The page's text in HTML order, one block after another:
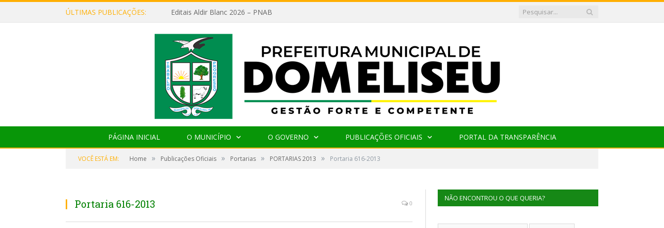
ÚLTIMAS PUBLICAÇÕES: Editais Aldir Blanc 2026 – PNAB
PÁGINA INICIAL O MUNICÍPIO O GOVERNO PUBLICAÇÕES OFICIAIS PORTAL DA TRANSPARÊNCIA
VOCÊ ESTÁ EM: Home » Publicações Oficiais » Portarias » PORTARIAS 2013 » Portaria 616-2013
Portaria 616-2013 0
NÃO ENCONTROU O QUE QUERIA?